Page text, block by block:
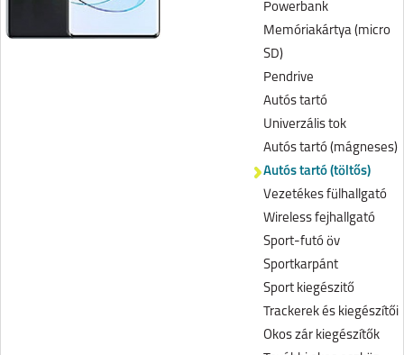
Powerbank
Memóriakártya (micro
SD)
Pendrive
Autós tartó
Univerzális tok
Autós tartó (mágneses)
Autós tartó (töltős)
Vezetékes fülhallgató
Wireless fejhallgató
Sport-futó öv
Sportkarpánt
Sport kiegészitő
Trackerek és kiegészítői
Okos zár kiegészítők